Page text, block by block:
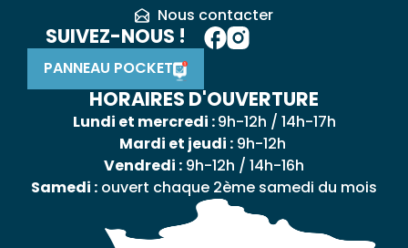
Nous contacter
SUIVEZ-NOUS !
PANNEAU POCKET
HORAIRES D'OUVERTURE
Lundi et mercredi :9h-12h / 14h-17h
Mardi et jeudi :9h-12h
Vendredi : 9h-12h / 14h-16h
Samedi : ouvert chaque 2ème samedi du mois